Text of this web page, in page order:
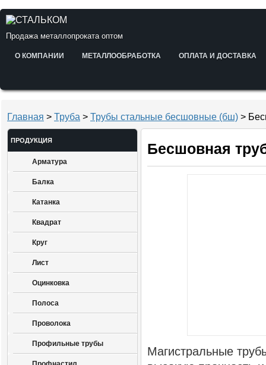
Продажа металлопроката оптом
О КОМПАНИИ МЕТАЛЛООБРАБОТКА ОПЛАТА И ДОСТАВКА
Главная > Труба > Трубы стальные бесшовные (бш) >
ПРОДУКЦИЯ
Арматура
Балка
Катанка
Квадрат
Круг
Лист
Оцинковка
Полоса
Проволока
Профильные трубы
Бесшовная
Магистральные